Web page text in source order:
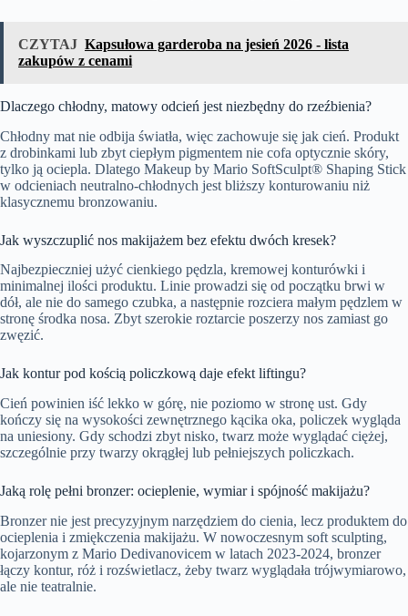
CZYTAJ Kapsułowa garderoba na jesień 2026 - lista
zakupów z cenami
Dlaczego chłodny, matowy odcień jest niezbędny do rzeźbienia?
Chłodny mat nie odbija światła, więc zachowuje się jak cień. Produkt
z drobinkami lub zbyt ciepłym pigmentem nie cofa optycznie skóry,
tylko ją ociepla. Dlatego Makeup by Mario SoftSculpt® Shaping Stick
w odcieniach neutralno-chłodnych jest bliższy konturowaniu niż
klasycznemu bronzowaniu.
Jak wyszczuplić nos makijażem bez efektu dwóch kresek?
Najbezpieczniej użyć cienkiego pędzla, kremowej konturówki i
minimalnej ilości produktu. Linie prowadzi się od początku brwi w
dół, ale nie do samego czubka, a następnie rozciera małym pędzlem w
stronę środka nosa. Zbyt szerokie roztarcie poszerzy nos zamiast go
zwęzić.
Jak kontur pod kością policzkową daje efekt liftingu?
Cień powinien iść lekko w górę, nie poziomo w stronę ust. Gdy
kończy się na wysokości zewnętrznego kącika oka, policzek wygląda
na uniesiony. Gdy schodzi zbyt nisko, twarz może wyglądać ciężej,
szczególnie przy twarzy okrągłej lub pełniejszych policzkach.
Jaką rolę pełni bronzer: ocieplenie, wymiar i spójność makijażu?
Bronzer nie jest precyzyjnym narzędziem do cienia, lecz produktem do
ocieplenia i zmiękczenia makijażu. W nowoczesnym soft sculpting,
kojarzonym z Mario Dedivanovicem w latach 2023-2024, bronzer
łączy kontur, róż i rozświetlacz, żeby twarz wyglądała trójwymiarowo,
ale nie teatralnie.